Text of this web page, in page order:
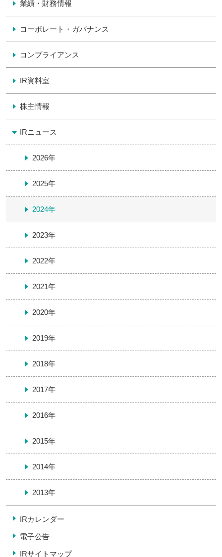
業績・財務情報
コーポレート・ガバナンス
コンプライアンス
IR資料室
株主情報
IRニュース
2026年
2025年
2024年
2023年
2022年
2021年
2020年
2019年
2018年
2017年
2016年
2015年
2014年
2013年
IRカレンダー
電子公告
IRサイトマップ